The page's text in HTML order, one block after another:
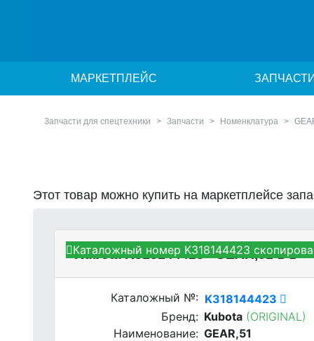
МАРКЕТПЛЕЙС ЗАПЧАСТИ
Запчасти для спецтехники Запчасти Номенклатура
Этот товар можно купить на маркетплейсе
Kubota K318144423 - GEAR,51
Каталожный №: K318144423
Бренд: Kubota (ORIGINAL)
Наименование: GEAR,51
Каталожный номер K318144423